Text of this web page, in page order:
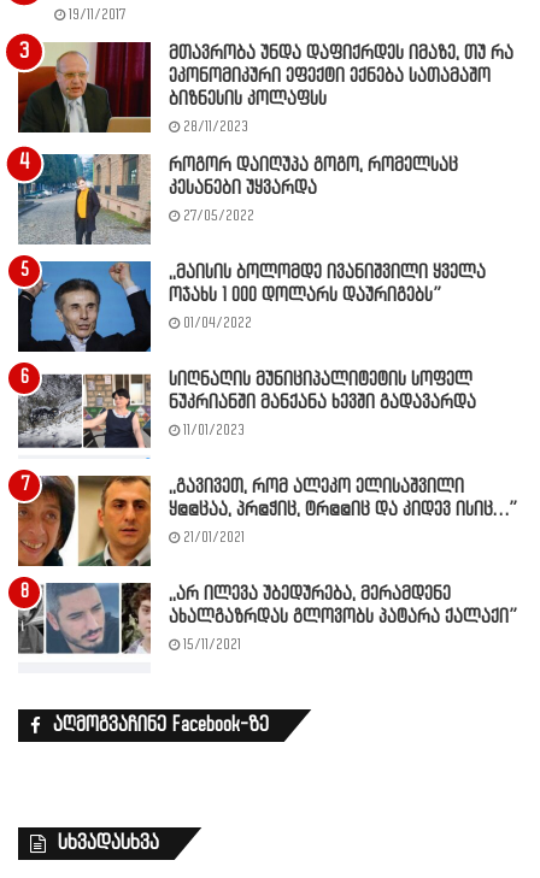
19/11/2017
მთავრობა უნდა დაფიქრდეს იმაზე, თუ რა
ეკონომიკური ეფექტი ექნება სათამაშო
ბიზნესის კოლაფსს
28/11/2023
როგორ დაიღუპა გოგო, რომელსაც
კესანები უყვარდა
27/05/2022
,,მაისის ბოლომდე ივანიშვილი ყველა
ოჯახს 1 000 დოლარს დაურიგებს”
01/04/2022
სიღნაღის მუნიციპალიტეტის სოფელ
ნუკრიანში მანქანა ხევში გადავარდა
11/01/2023
,,გავივეთ, რომ ალეკო ელისაშვილი
ყ@@ცაა, პრ@ჭიც, ტრ@@იც და კიდევ ისიც…”
21/01/2021
,,არ ილევა უბედურება, მერამდენე
ახალგაზრდას გლოვობს პატარა ქალაქი”
15/11/2021
აღმოგვაჩინე Facebook-ზე
სხვადასხვა